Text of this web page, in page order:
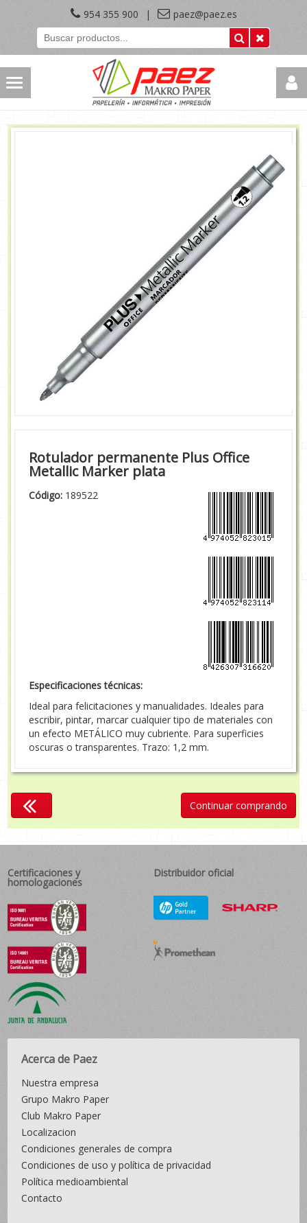
954 355 900 | paez@paez.es
Rotulador permanente Plus Office
Metallic Marker plata
Código: 189522
Especificaciones técnicas:
Ideal para felicitaciones y manualidades. Ideales para
escribir, pintar, marcar cualquier tipo de materiales con
un efecto METÁLICO muy cubriente. Para superficies
oscuras o transparentes. Trazo: 1,2 mm.
Continuar comprando
Certificaciones y
homologaciones
Distribuidor oficial
Acerca de Paez
Nuestra empresa
Grupo Makro Paper
Club Makro Paper
Localizacion
Condiciones generales de compra
Condiciones de uso y política de privacidad
Política medioambiental
Contacto